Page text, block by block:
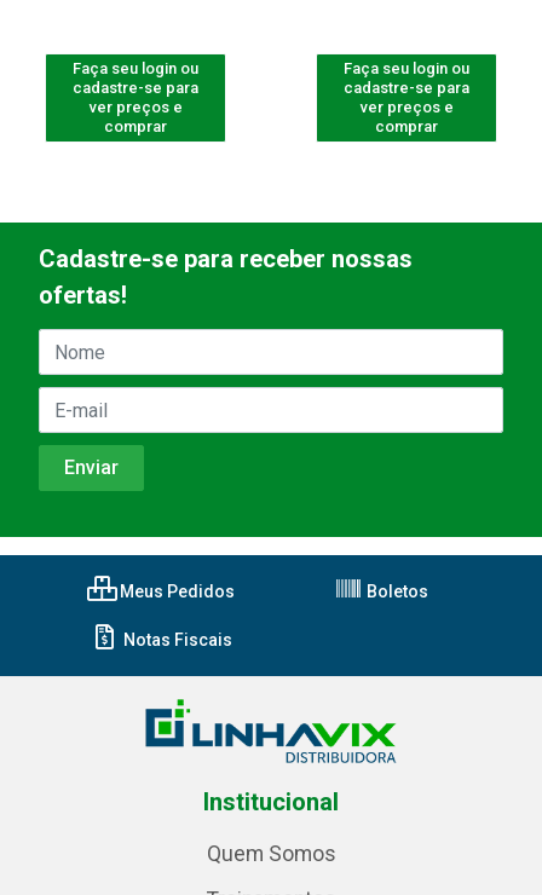
Faça seu login ou
cadastre-se para
ver preços e
comprar
Faça seu login ou
cadastre-se para
ver preços e
comprar
Cadastre-se para receber nossas
ofertas!
Meus Pedidos Boletos
Notas Fiscais
Institucional
Quem Somos